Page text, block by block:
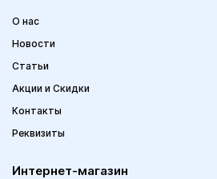
О нас
Новости
Статьи
Акции и Скидки
Контакты
Реквизиты
Интернет-магазин